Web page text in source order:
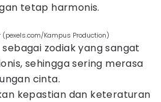
tetap harmonis.
Kampus Production)
zodiak yang sangat
sehingga sering merasa
cinta.
kepastian dan keteraturan